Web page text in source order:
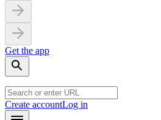
Get the app
Create accountLog in